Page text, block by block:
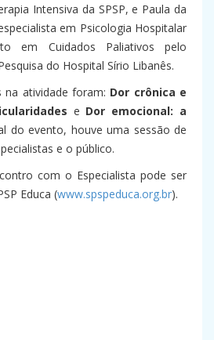
Intensiva da SPSP, e Paula da
em Psicologia Hospitalar
em Cuidados Paliativos pelo
do Hospital Sírio Libanês.
na atividade foram: Dor crônica e
e Dor emocional: a
do evento, houve uma sessão de
e o público.
com o Especialista pode ser
Educa (www.spspeduca.org.br).